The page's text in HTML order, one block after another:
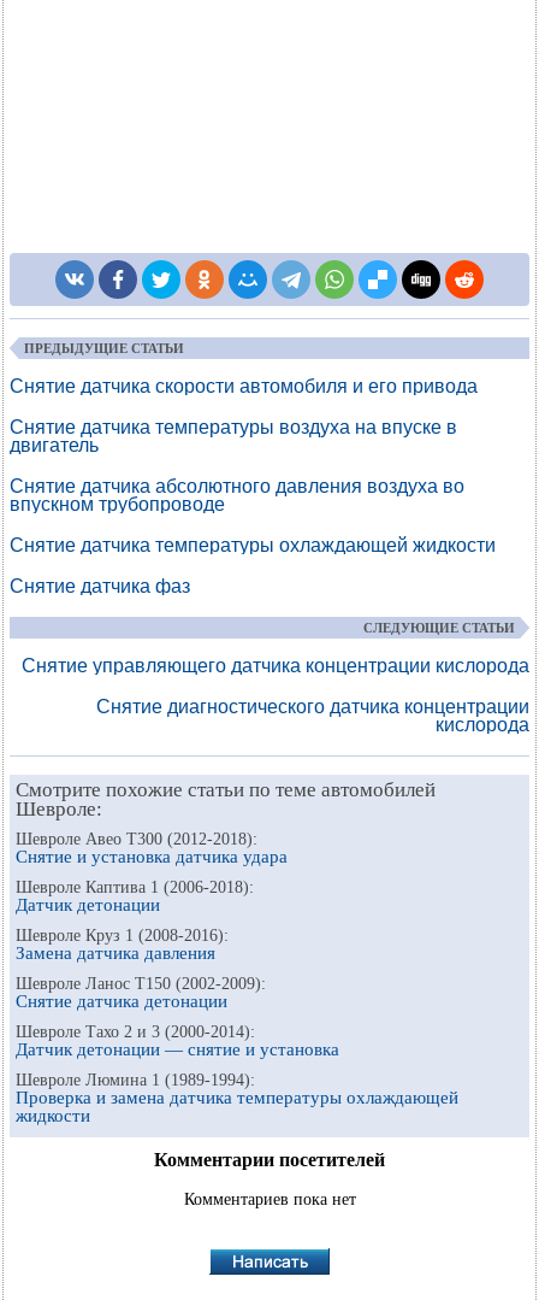
ПРЕДЫДУЩИЕ СТАТЬИ
Снятие датчика скорости автомобиля и его привода
Снятие датчика температуры воздуха на впуске в
двигатель
Снятие датчика абсолютного давления воздуха во
впускном трубопроводе
Снятие датчика температуры охлаждающей жидкости
Снятие датчика фаз
СЛЕДУЮЩИЕ СТАТЬИ
Снятие управляющего датчика концентрации кислорода
Снятие диагностического датчика концентрации
кислорода
Смотрите похожие статьи по теме автомобилей
Шевроле:
Шевроле Авео Т300 (2012-2018):
Снятие и установка датчика удара
Шевроле Каптива 1 (2006-2018):
Датчик детонации
Шевроле Круз 1 (2008-2016):
Замена датчика давления
Шевроле Ланос Т150 (2002-2009):
Снятие датчика детонации
Шевроле Тахо 2 и 3 (2000-2014):
Датчик детонации — снятие и установка
Шевроле Люмина 1 (1989-1994):
Проверка и замена датчика температуры охлаждающей
жидкости
Комментарии посетителей
Комментариев пока нет